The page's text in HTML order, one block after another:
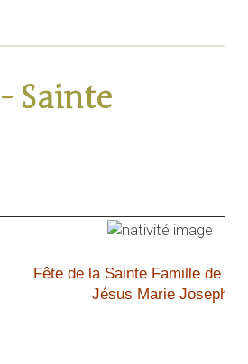
Sainte
Fête de la Sainte Famille de
Jésus Marie Joseph